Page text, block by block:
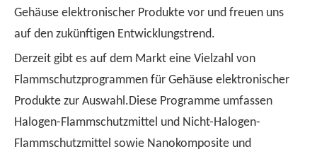
Gehäuse elektronischer Produkte vor und freuen uns
auf den zukünftigen Entwicklungstrend.
Derzeit gibt es auf dem Markt eine Vielzahl von
Flammschutzprogrammen für Gehäuse elektronischer
Produkte zur Auswahl.Diese Programme umfassen
Halogen-Flammschutzmittel und Nicht-Halogen-
Flammschutzmittel sowie Nanokomposite und